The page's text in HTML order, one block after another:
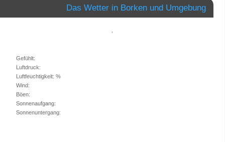
Das Wetter in Borken und Umgebung
Gefühlt:
Luftdruck:
Luftfeuchtigkeit: %
Wind:
Böen:
Sonnenaufgang:
Sonnenuntergang: